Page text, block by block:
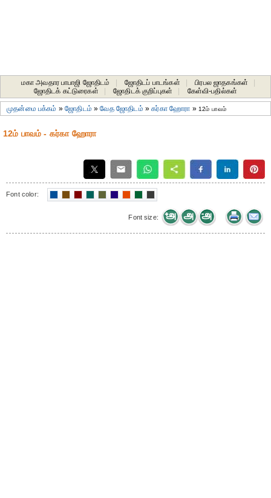
மகா அவதார பாபாஜி ஜோதிடம் ஜோதிடப் பாடங்கள் பிரபல ஜாதகங்கள்
ஜோதிடக் கட்டுரைகள்
ஜோதிடக் குறிப்புகள் கேள்வி-பதில்கள்
முதன்மை பக்கம் »ஜோதிடம் »வேத ஜோதிடம் »கர்கா ஹோரா » 12ம் பாவம்
12ம் பாவம் - கர்கா ஹோரா
Font color:
Font size: